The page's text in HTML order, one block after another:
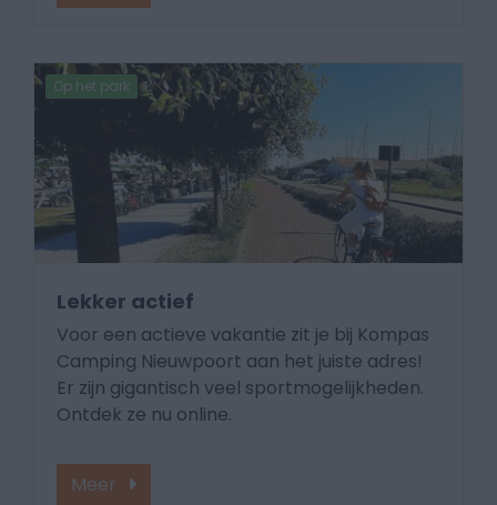
Op het park
Lekker actief
Voor een actieve vakantie zit je bij Kompas
Camping Nieuwpoort aan het juiste adres!
Er zijn gigantisch veel sportmogelijkheden.
Ontdek ze nu online.
Meer